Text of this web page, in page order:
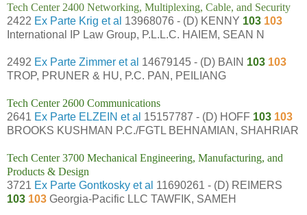
Tech Center 2400 Networking, Multiplexing, Cable, and Security
2422 Ex Parte Krig et al 13968076 - (D) KENNY 103 103
International IP Law Group, P.L.L.C. HAIEM, SEAN N
2492 Ex Parte Zimmer et al 14679145 - (D) BAIN 103 103
TROP, PRUNER & HU, P.C. PAN, PEILIANG
Tech Center 2600 Communications
2641 Ex Parte ELZEIN et al 15157787 - (D) HOFF 103 103
BROOKS KUSHMAN P.C./FGTL BEHNAMIAN, SHAHRIAR
Tech Center 3700 Mechanical Engineering, Manufacturing, and
Products & Design
3721 Ex Parte Gontkosky et al 11690261 - (D) REIMERS
103 103 Georgia-Pacific LLC TAWFIK, SAMEH